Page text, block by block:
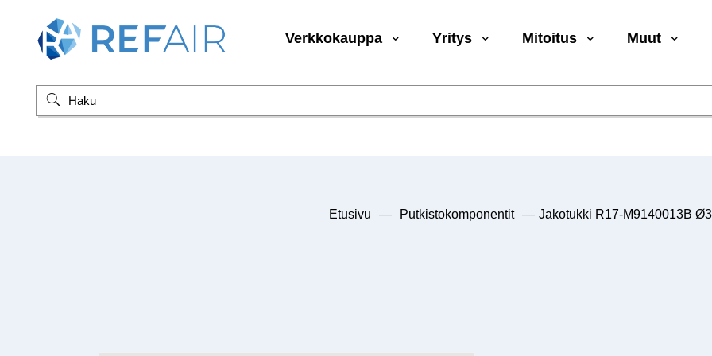
Verkkokauppa Yritys Mitoitus Muut
Etusivu — Putkistokomponentit — Jakotukki R17-M9140013B